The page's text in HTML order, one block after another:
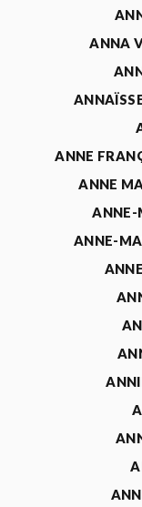
ANNA
ANNE
ANNE
ANNE-
ANNE-